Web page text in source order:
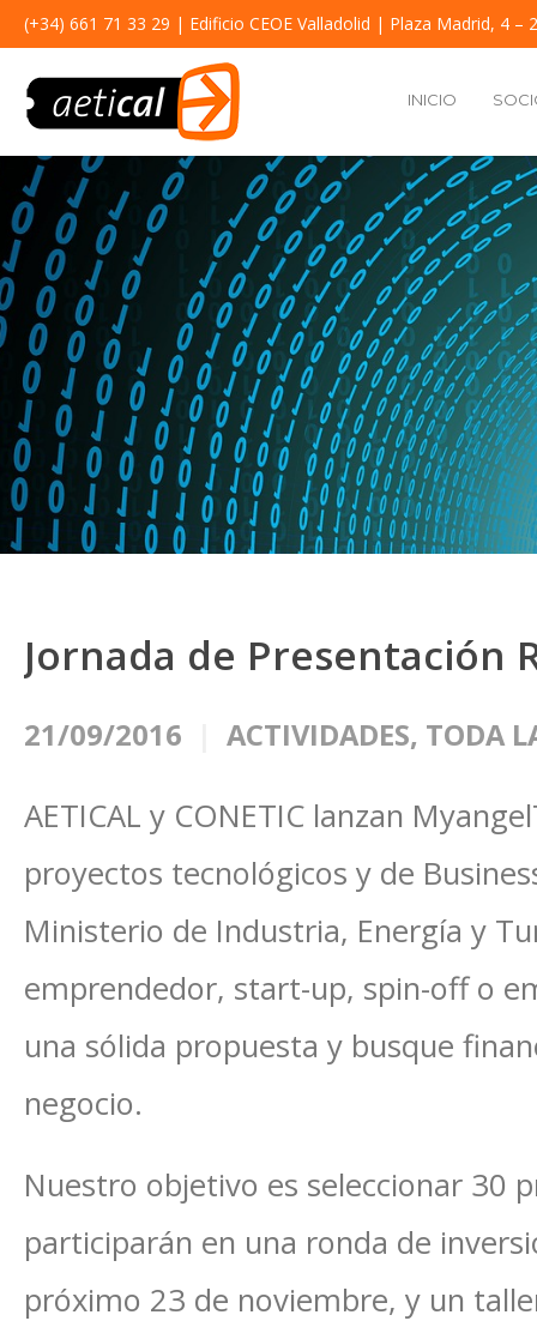
(+34) 661 71 33 29 | Edificio CEOE Valladolid | Plaza Madrid, 4 –
INICIO
Jornada de Presentación
21/09/2016 ACTIVIDADES, TODA
AETICAL y CONETIC lanzan
proyectos tecnológicos y de
Ministerio de Industria, Energía y
emprendedor, start-up, spin-off o
una sólida propuesta y busque
negocio.
Nuestro objetivo es seleccionar 30
participarán en una ronda de
próximo 23 de noviembre, y un